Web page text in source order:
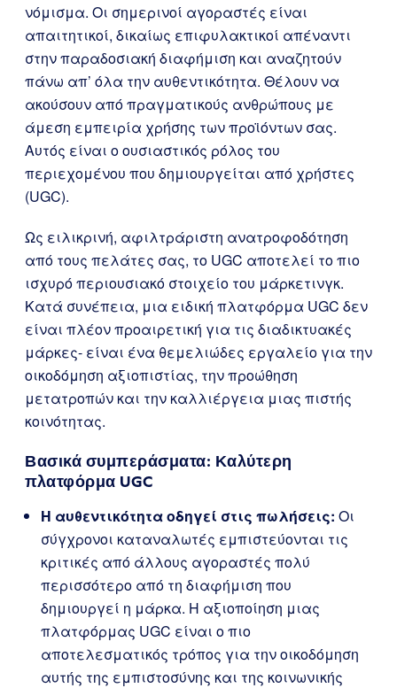
νόμισμα. Οι σημερινοί αγοραστές είναι
απαιτητικοί, δικαίως επιφυλακτικοί απέναντι
στην παραδοσιακή διαφήμιση και αναζητούν
πάνω απ’ όλα την αυθεντικότητα. Θέλουν να
ακούσουν από πραγματικούς ανθρώπους με
άμεση εμπειρία χρήσης των προϊόντων σας.
Αυτός είναι ο ουσιαστικός ρόλος του
περιεχομένου που δημιουργείται από χρήστες
(UGC).
Ως ειλικρινή, αφιλτράριστη ανατροφοδότηση
από τους πελάτες σας, το UGC αποτελεί το πιο
ισχυρό περιουσιακό στοιχείο του μάρκετινγκ.
Κατά συνέπεια, μια ειδική πλατφόρμα UGC δεν
είναι πλέον προαιρετική για τις διαδικτυακές
μάρκες- είναι ένα θεμελιώδες εργαλείο για την
οικοδόμηση αξιοπιστίας, την προώθηση
μετατροπών και την καλλιέργεια μιας πιστής
κοινότητας.
Βασικά συμπεράσματα: Καλύτερη
πλατφόρμα UGC
Η αυθεντικότητα οδηγεί στις πωλήσεις: Οι
σύγχρονοι καταναλωτές εμπιστεύονται τις
κριτικές από άλλους αγοραστές πολύ
περισσότερο από τη διαφήμιση που
δημιουργεί η μάρκα. Η αξιοποίηση μιας
πλατφόρμας UGC είναι ο πιο
αποτελεσματικός τρόπος για την οικοδόμηση
αυτής της εμπιστοσύνης και της κοινωνικής